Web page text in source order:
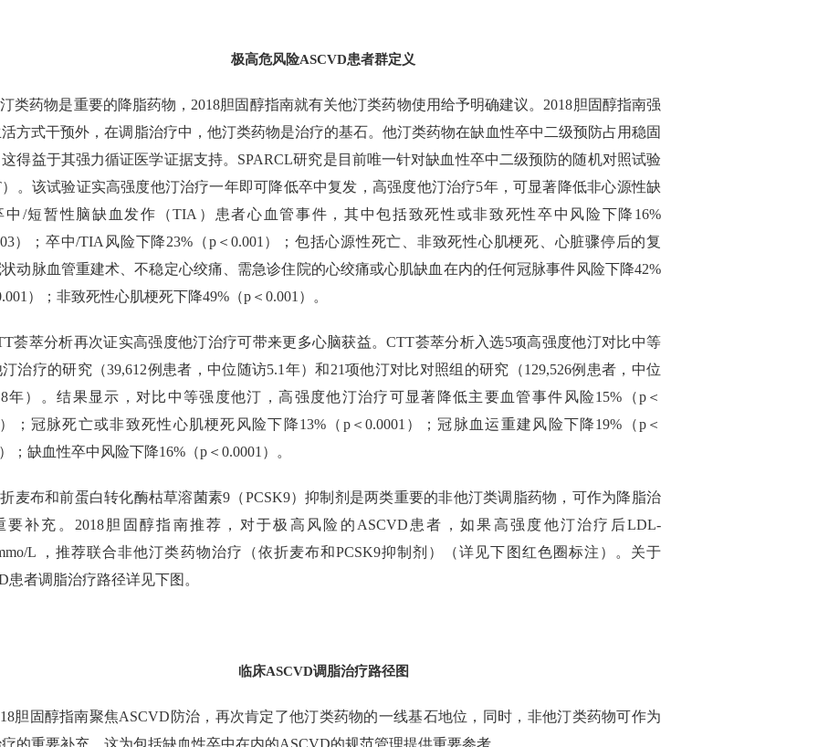
极高危风险ASCVD患者群定义
类药物是重要的降脂药物，2018胆固醇指南就有关他汀类药物使用给予明确建议。2018胆固醇指南强
方式干预外，在调脂治疗中，他汀类药物是治疗的基石。他汀类药物在缺血性卒中二级预防占用稳固
得益于其强力循证医学证据支持。SPARCL研究是目前唯一针对缺血性卒中二级预防的随机对照试验
。该试验证实高强度他汀治疗一年即可降低卒中复发，高强度他汀治疗5年，可显著降低非心源性缺
中/短暂性脑缺血发作（TIA）患者心血管事件，其中包括致死性或非致死性卒中风险下降16%
）；卒中/TIA风险下降23%（p＜0.001）；包括心源性死亡、非致死性心肌梗死、心脏骤停后的复
动脉血管重建术、不稳定心绞痛、需急诊住院的心绞痛或心肌缺血在内的任何冠脉事件风险下降42%
）；非致死性心肌梗死下降49%（p＜0.001）。
荟萃分析再次证实高强度他汀治疗可带来更多心脑获益。CTT荟萃分析入选5项高强度他汀对比中等
治疗的研究（39,612例患者，中位随访5.1年）和21项他汀对比对照组的研究（129,526例患者，中位
年）。结果显示，对比中等强度他汀，高强度他汀治疗可显著降低主要血管事件风险15%（p＜
）；冠脉死亡或非致死性心肌梗死风险下降13%（p＜0.0001）；冠脉血运重建风险下降19%（p＜
；缺血性卒中风险下降16%（p＜0.0001）。
麦布和前蛋白转化酶枯草溶菌素9（PCSK9）抑制剂是两类重要的非他汀类调脂药物，可作为降脂治
要补充。2018胆固醇指南推荐，对于极高风险的ASCVD患者，如果高强度他汀治疗后LDL-
L ，推荐联合非他汀类药物治疗（依折麦布和PCSK9抑制剂）（详见下图红色圈标注）。关于
患者调脂治疗路径详见下图。
临床ASCVD调脂治疗路径图
胆固醇指南聚焦ASCVD防治，再次肯定了他汀类药物的一线基石地位，同时，非他汀类药物可作为
的重要补充，这为包括缺血性卒中在内的ASCVD的规范管理提供重要参考。